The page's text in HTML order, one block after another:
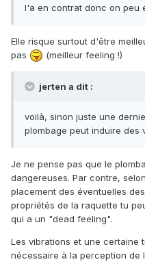
l'a en contrat donc on peu
Elle risque surtout d'être
pas
(meilleur feeling !)
jerten a dit :
voilà, sinon juste une
plombage peut induire des
Je ne pense pas que le
dangereuses. Par contre,
placement des éventuelles
propriétés de la raquette tu
qui a un "dead feeling".
Les vibrations et une certaine
nécessaire à la perception de